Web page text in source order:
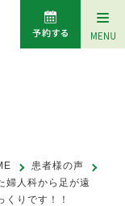
患者様の声
婦人科から足が遠
りです！！